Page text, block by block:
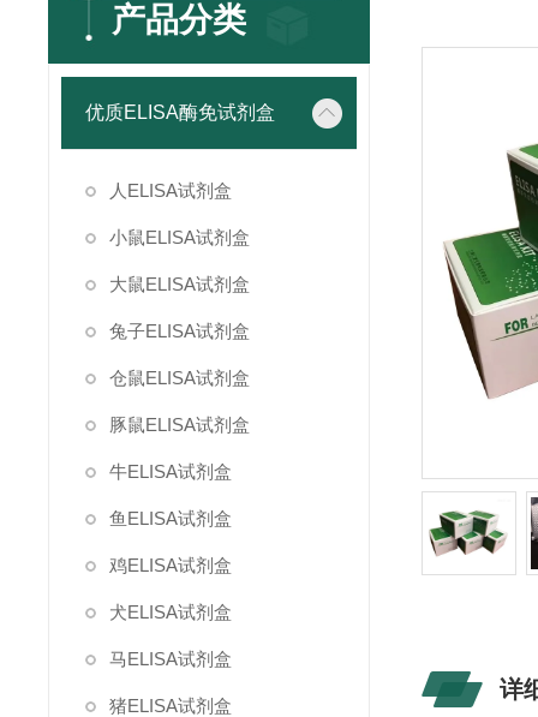
产品分类
优质ELISA酶免试剂盒
人ELISA试剂盒
小鼠ELISA试剂盒
大鼠ELISA试剂盒
兔子ELISA试剂盒
仓鼠ELISA试剂盒
豚鼠ELISA试剂盒
牛ELISA试剂盒
鱼ELISA试剂盒
鸡ELISA试剂盒
犬ELISA试剂盒
马ELISA试剂盒
猪ELISA试剂盒
详